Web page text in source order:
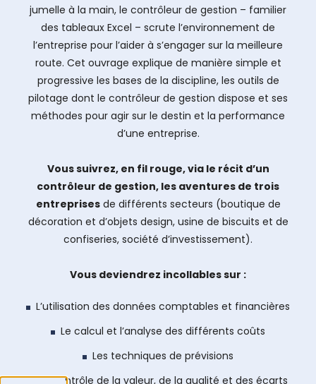
jumelle à la main, le contrôleur de gestion – familier
des tableaux Excel – scrute l’environnement de
l’entreprise pour l’aider à s’engager sur la meilleure
route. Cet ouvrage explique de manière simple et
progressive les bases de la discipline, les outils de
pilotage dont le contrôleur de gestion dispose et ses
méthodes pour agir sur le destin et la performance
d’une entreprise.
Vous suivrez, en fil rouge, via le récit d’un
contrôleur de gestion, les aventures de trois
entreprisesde différents secteurs (boutique de
décoration et d’objets design, usine de biscuits et de
confiseries, société d’investissement).
Vous deviendrez incollables sur :
L’utilisation des données comptables et financières
Le calcul et l’analyse des différents coûts
Les techniques de prévisions
Le contrôle de la valeur, de la qualité et des écarts